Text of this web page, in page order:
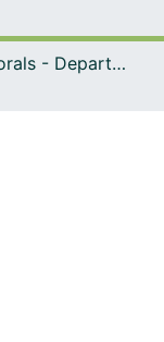
tot el DD
Tesis Doctorals - Departament - Antropologia Cultural i Història d'Amèrica i d'Àfrica